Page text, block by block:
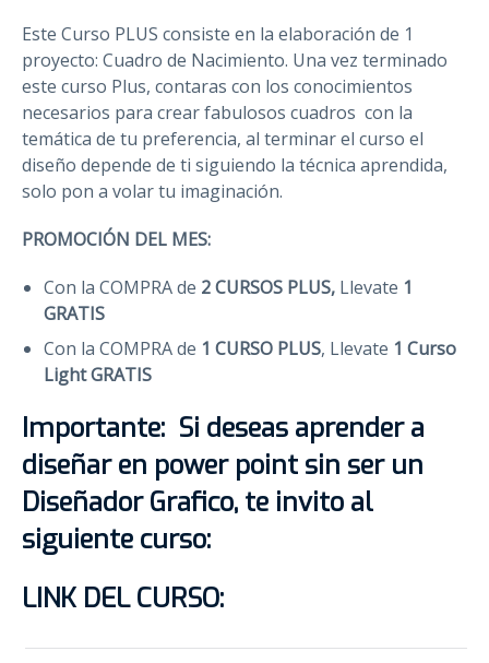
Este Curso PLUS consiste en la elaboración de 1
proyecto: Cuadro de Nacimiento. Una vez terminado
este curso Plus, contaras con los conocimientos
necesarios para crear fabulosos cuadros con la
temática de tu preferencia, al terminar el curso el
diseño depende de ti siguiendo la técnica aprendida,
solo pon a volar tu imaginación.
PROMOCIÓN DEL MES:
Con la COMPRA de 2 CURSOS PLUS, Llevate 1
GRATIS
Con la COMPRA de 1 CURSO PLUS, Llevate 1 Curso
Light GRATIS
Importante: Si deseas aprender a
diseñar en power point sin ser un
Diseñador Grafico, te invito al
siguiente curso:
LINK DEL CURSO: